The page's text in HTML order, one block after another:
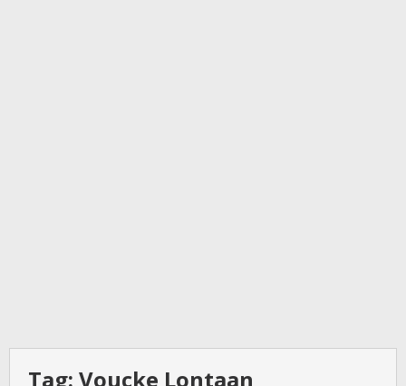
Tag: Voucke Lontaan